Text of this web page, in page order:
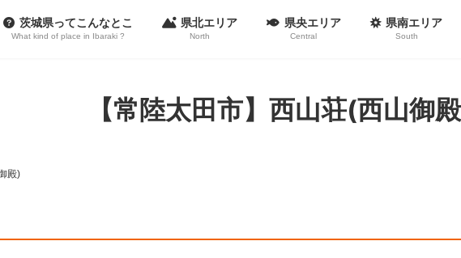
茨城県ってこんなとこ
What kind of place in Ibaraki ?
県北エリア
North
県央エリア
Central
県南エリア
South
【常陸太田市】西山荘(西山御
殿)